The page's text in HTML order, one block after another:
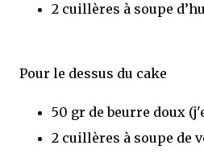
2 cuillères à soupe
Pour le dessus du cake
50 gr de beurre doux
2 cuillères à soupe de